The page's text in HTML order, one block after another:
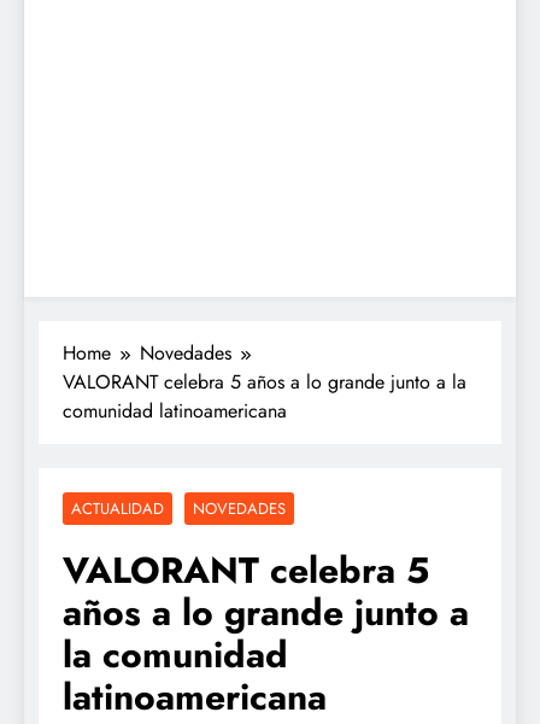
Home
Novedades
VALORANT celebra 5 años a lo grande junto a la
comunidad latinoamericana
ACTUALIDAD NOVEDADES
VALORANT celebra 5
años a lo grande junto a
la comunidad
latinoamericana